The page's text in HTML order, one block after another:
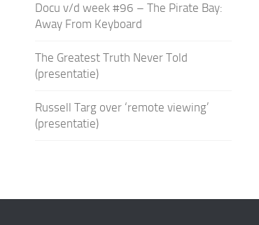
Docu v/d week #96 – The Pirate Bay:
Away From Keyboard
The Greatest Truth Never Told
(presentatie)
Russell Targ over ‘remote viewing’
(presentatie)